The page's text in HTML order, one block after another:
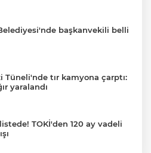
başkanvekili belli
Tüneli'nde tır kamyona çarptı:
yaralandı
TOKİ'den 120 ay vadeli